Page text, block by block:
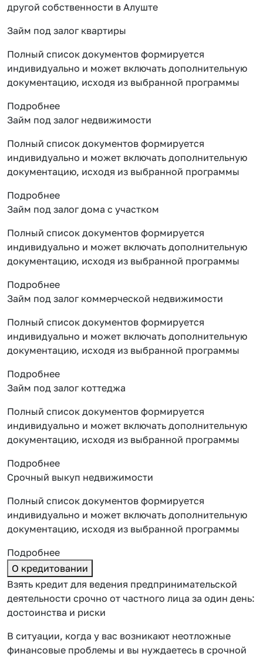
другой собственности в Алуште
Займ под залог квартиры
Полный список документов формируется
индивидуально и может включать дополнительную
документацию, исходя из выбранной программы
Подробнее
Займ под залог недвижимости
Полный список документов формируется
индивидуально и может включать дополнительную
документацию, исходя из выбранной программы
Подробнее
Займ под залог дома с участком
Полный список документов формируется
индивидуально и может включать дополнительную
документацию, исходя из выбранной программы
Подробнее
Займ под залог коммерческой недвижимости
Полный список документов формируется
индивидуально и может включать дополнительную
документацию, исходя из выбранной программы
Подробнее
Займ под залог коттеджа
Полный список документов формируется
индивидуально и может включать дополнительную
документацию, исходя из выбранной программы
Подробнее
Срочный выкуп недвижимости
Полный список документов формируется
индивидуально и может включать дополнительную
документацию, исходя из выбранной программы
Подробнее
О кредитовании
Взять кредит для ведения предпринимательской
деятельности срочно от частного лица за один день:
достоинства и риски
В ситуации, когда у вас возникают неотложные
финансовые проблемы и вы нуждаетесь в срочной